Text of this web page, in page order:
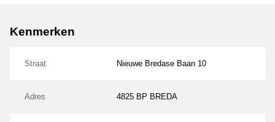
Kenmerken
Straat Nieuwe Bredase Baan 10
Adres 4825 BP BREDA